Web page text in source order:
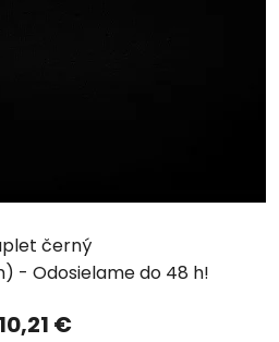
černý
10,21 €